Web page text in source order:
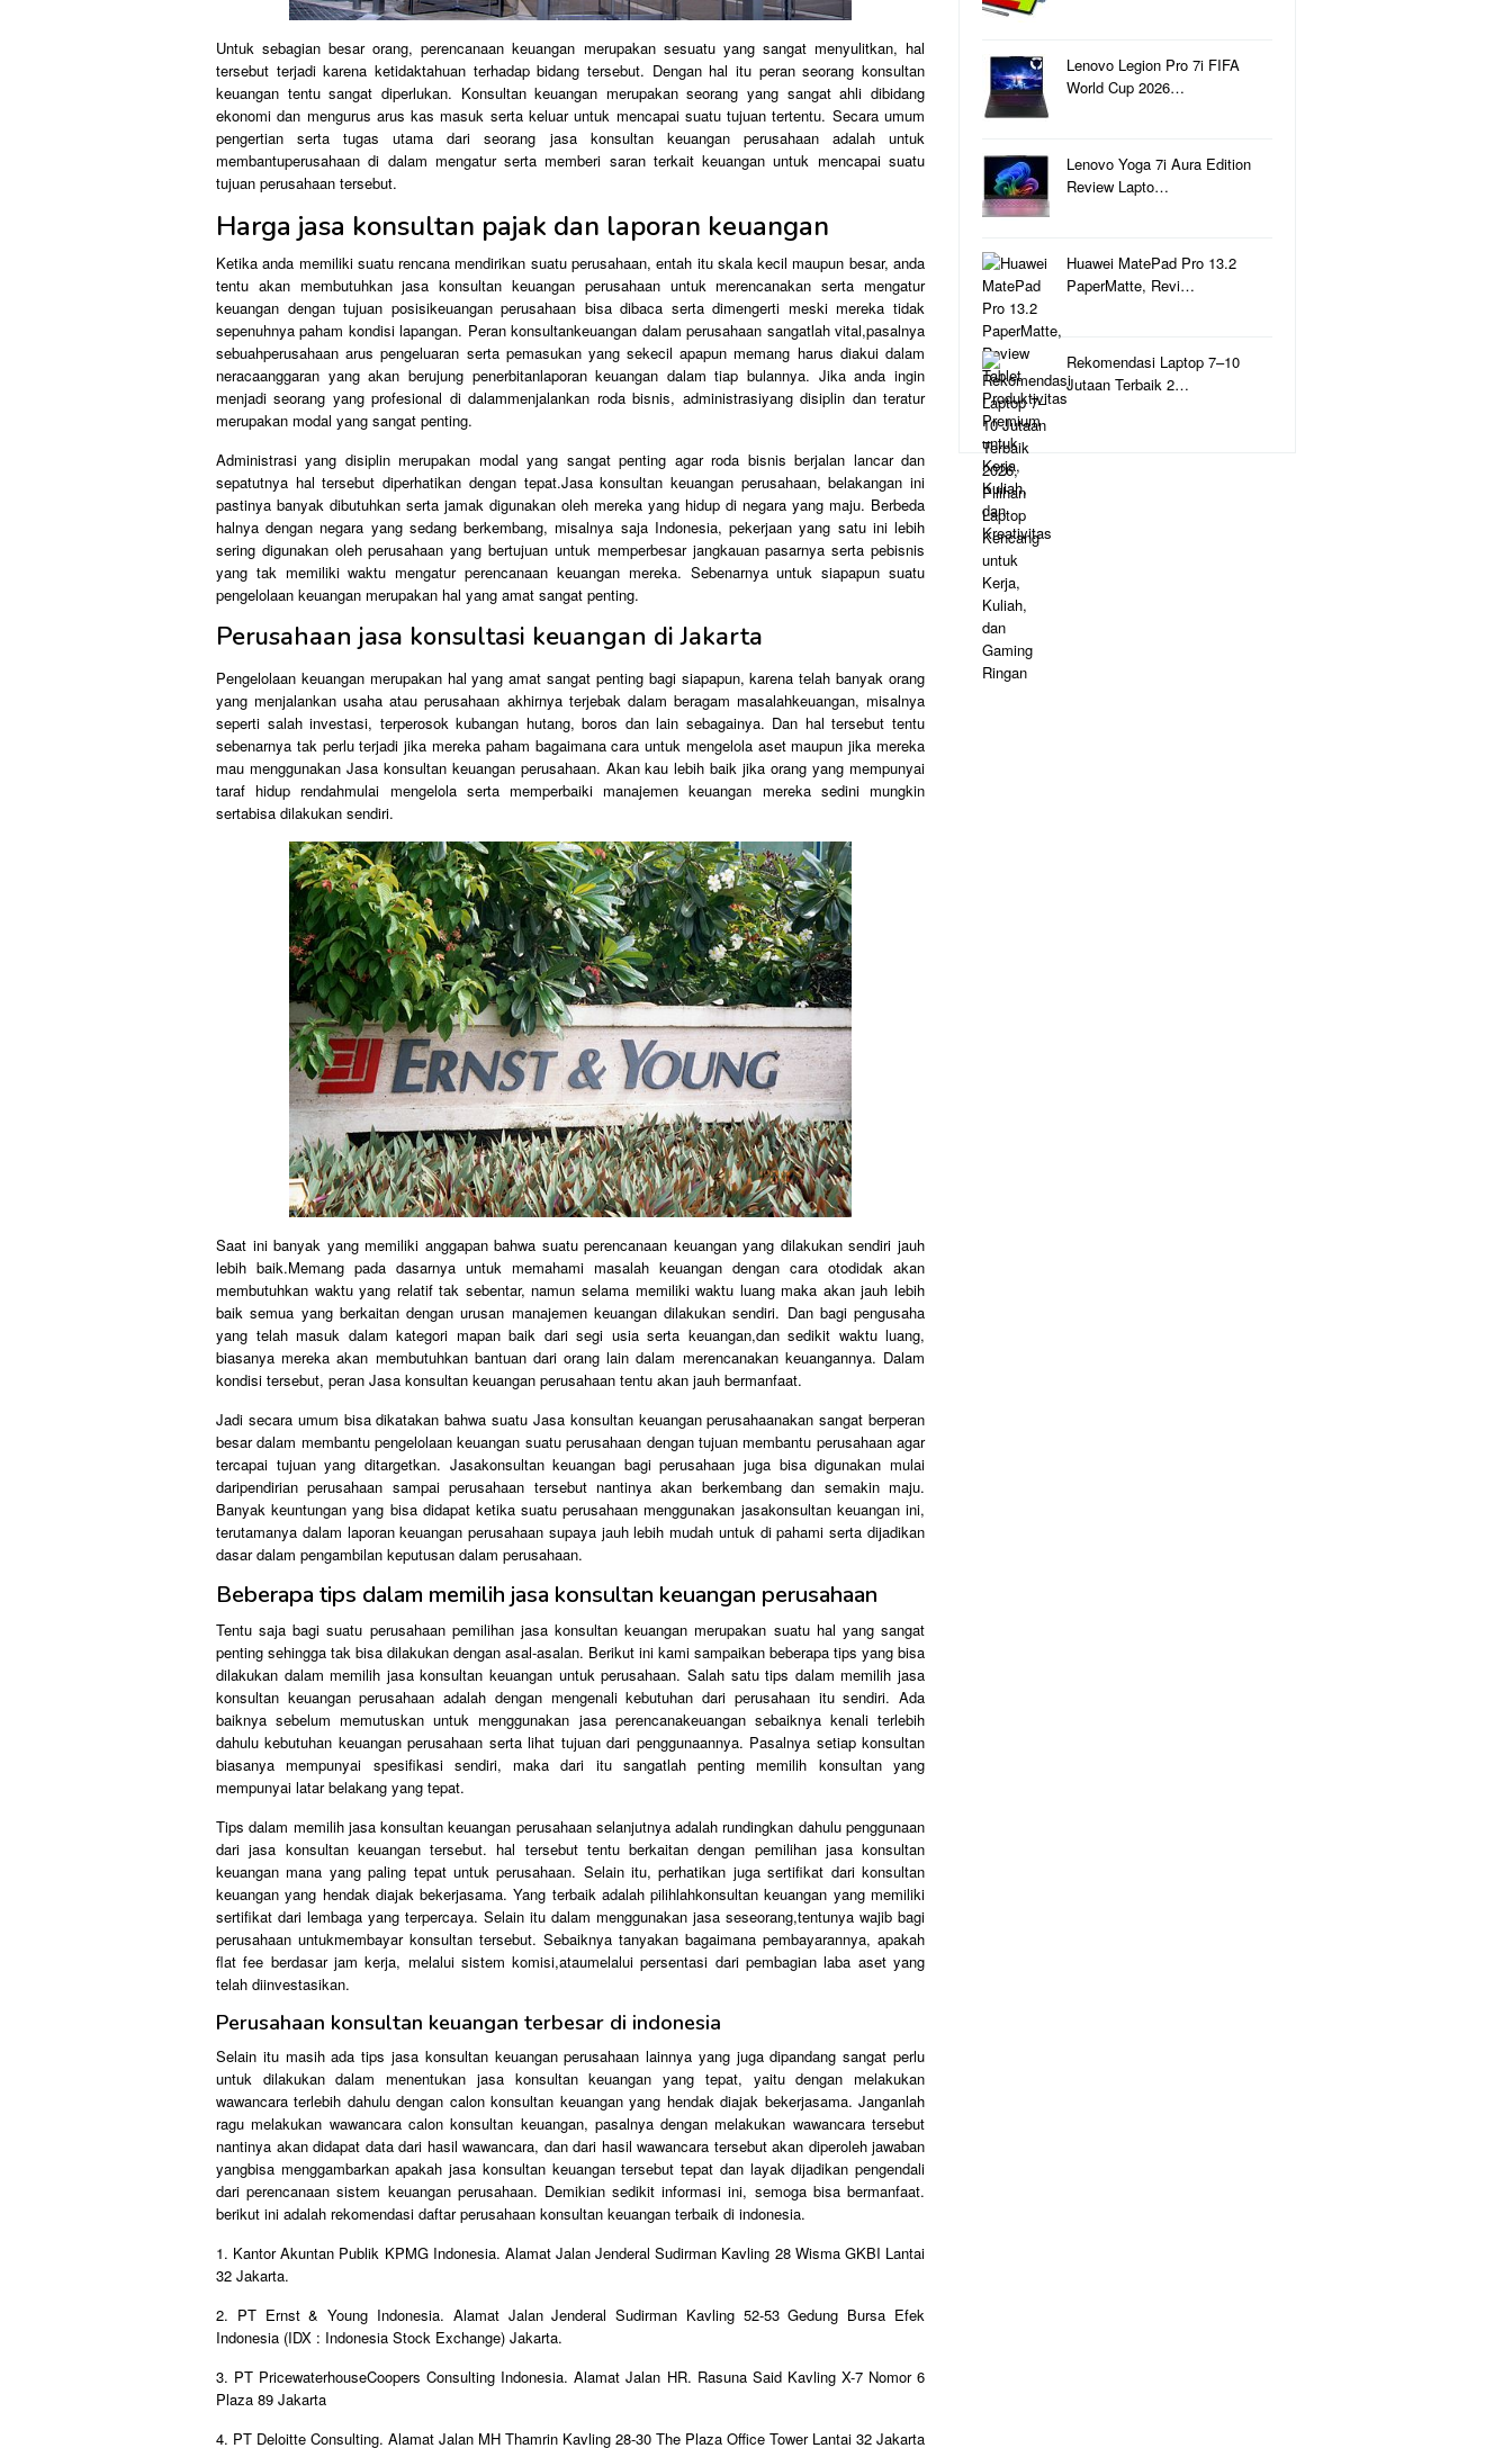
Untuk sebagian besar orang, perencanaan keuangan merupakan sesuatu yang sangat menyulitkan, hal
tersebut terjadi karena ketidaktahuan terhadap bidang tersebut. Dengan hal itu peran seorang konsultan
keuangan tentu sangat diperlukan. Konsultan keuangan merupakan seorang yang sangat ahli dibidang
ekonomi dan mengurus arus kas masuk serta keluar untuk mencapai suatu tujuan tertentu. Secara umum
pengertian serta tugas utama dari seorang jasa konsultan keuangan perusahaan adalah untuk
membantuperusahaan di dalam mengatur serta memberi saran terkait keuangan untuk mencapai suatu
tujuan perusahaan tersebut.
Harga jasa konsultan pajak dan laporan keuangan
Ketika anda memiliki suatu rencana mendirikan suatu perusahaan, entah itu skala kecil maupun besar, anda
tentu akan membutuhkan jasa konsultan keuangan perusahaan untuk merencanakan serta mengatur
keuangan dengan tujuan posisikeuangan perusahaan bisa dibaca serta dimengerti meski mereka tidak
sepenuhnya paham kondisi lapangan. Peran konsultankeuangan dalam perusahaan sangatlah vital,pasalnya
sebuahperusahaan arus pengeluaran serta pemasukan yang sekecil apapun memang harus diakui dalam
neracaanggaran yang akan berujung penerbitanlaporan keuangan dalam tiap bulannya. Jika anda ingin
menjadi seorang yang profesional di dalammenjalankan roda bisnis, administrasiyang disiplin dan teratur
merupakan modal yang sangat penting.
Administrasi yang disiplin merupakan modal yang sangat penting agar roda bisnis berjalan lancar dan
sepatutnya hal tersebut diperhatikan dengan tepat.Jasa konsultan keuangan perusahaan, belakangan ini
pastinya banyak dibutuhkan serta jamak digunakan oleh mereka yang hidup di negara yang maju. Berbeda
halnya dengan negara yang sedang berkembang, misalnya saja Indonesia, pekerjaan yang satu ini lebih
sering digunakan oleh perusahaan yang bertujuan untuk memperbesar jangkauan pasarnya serta pebisnis
yang tak memiliki waktu mengatur perencanaan keuangan mereka. Sebenarnya untuk siapapun suatu
pengelolaan keuangan merupakan hal yang amat sangat penting.
Perusahaan jasa konsultasi keuangan di Jakarta
Pengelolaan keuangan merupakan hal yang amat sangat penting bagi siapapun, karena telah banyak orang
yang menjalankan usaha atau perusahaan akhirnya terjebak dalam beragam masalahkeuangan, misalnya
seperti salah investasi, terperosok kubangan hutang, boros dan lain sebagainya. Dan hal tersebut tentu
sebenarnya tak perlu terjadi jika mereka paham bagaimana cara untuk mengelola aset maupun jika mereka
mau menggunakan Jasa konsultan keuangan perusahaan. Akan kau lebih baik jika orang yang mempunyai
taraf hidup rendahmulai mengelola serta memperbaiki manajemen keuangan mereka sedini mungkin
sertabisa dilakukan sendiri.
Saat ini banyak yang memiliki anggapan bahwa suatu perencanaan keuangan yang dilakukan sendiri jauh
lebih baik.Memang pada dasarnya untuk memahami masalah keuangan dengan cara otodidak akan
membutuhkan waktu yang relatif tak sebentar, namun selama memiliki waktu luang maka akan jauh lebih
baik semua yang berkaitan dengan urusan manajemen keuangan dilakukan sendiri. Dan bagi pengusaha
yang telah masuk dalam kategori mapan baik dari segi usia serta keuangan,dan sedikit waktu luang,
biasanya mereka akan membutuhkan bantuan dari orang lain dalam merencanakan keuangannya. Dalam
kondisi tersebut, peran Jasa konsultan keuangan perusahaan tentu akan jauh bermanfaat.
Jadi secara umum bisa dikatakan bahwa suatu Jasa konsultan keuangan perusahaanakan sangat berperan
besar dalam membantu pengelolaan keuangan suatu perusahaan dengan tujuan membantu perusahaan agar
tercapai tujuan yang ditargetkan. Jasakonsultan keuangan bagi perusahaan juga bisa digunakan mulai
daripendirian perusahaan sampai perusahaan tersebut nantinya akan berkembang dan semakin maju.
Banyak keuntungan yang bisa didapat ketika suatu perusahaan menggunakan jasakonsultan keuangan ini,
terutamanya dalam laporan keuangan perusahaan supaya jauh lebih mudah untuk di pahami serta dijadikan
dasar dalam pengambilan keputusan dalam perusahaan.
Beberapa tips dalam memilih jasa konsultan keuangan perusahaan
Tentu saja bagi suatu perusahaan pemilihan jasa konsultan keuangan merupakan suatu hal yang sangat
penting sehingga tak bisa dilakukan dengan asal-asalan. Berikut ini kami sampaikan beberapa tips yang bisa
dilakukan dalam memilih jasa konsultan keuangan untuk perusahaan. Salah satu tips dalam memilih jasa
konsultan keuangan perusahaan adalah dengan mengenali kebutuhan dari perusahaan itu sendiri. Ada
baiknya sebelum memutuskan untuk menggunakan jasa perencanakeuangan sebaiknya kenali terlebih
dahulu kebutuhan keuangan perusahaan serta lihat tujuan dari penggunaannya. Pasalnya setiap konsultan
biasanya mempunyai spesifikasi sendiri, maka dari itu sangatlah penting memilih konsultan yang
mempunyai latar belakang yang tepat.
Tips dalam memilih jasa konsultan keuangan perusahaan selanjutnya adalah rundingkan dahulu penggunaan
dari jasa konsultan keuangan tersebut. hal tersebut tentu berkaitan dengan pemilihan jasa konsultan
keuangan mana yang paling tepat untuk perusahaan. Selain itu, perhatikan juga sertifikat dari konsultan
keuangan yang hendak diajak bekerjasama. Yang terbaik adalah pilihlahkonsultan keuangan yang memiliki
sertifikat dari lembaga yang terpercaya. Selain itu dalam menggunakan jasa seseorang,tentunya wajib bagi
perusahaan untukmembayar konsultan tersebut. Sebaiknya tanyakan bagaimana pembayarannya, apakah
flat fee berdasar jam kerja, melalui sistem komisi,ataumelalui persentasi dari pembagian laba aset yang
telah diinvestasikan.
Perusahaan konsultan keuangan terbesar di indonesia
Selain itu masih ada tips jasa konsultan keuangan perusahaan lainnya yang juga dipandang sangat perlu
untuk dilakukan dalam menentukan jasa konsultan keuangan yang tepat, yaitu dengan melakukan
wawancara terlebih dahulu dengan calon konsultan keuangan yang hendak diajak bekerjasama. Janganlah
ragu melakukan wawancara calon konsultan keuangan, pasalnya dengan melakukan wawancara tersebut
nantinya akan didapat data dari hasil wawancara, dan dari hasil wawancara tersebut akan diperoleh jawaban
yangbisa menggambarkan apakah jasa konsultan keuangan tersebut tepat dan layak dijadikan pengendali
dari perencanaan sistem keuangan perusahaan. Demikian sedikit informasi ini, semoga bisa bermanfaat.
berikut ini adalah rekomendasi daftar perusahaan konsultan keuangan terbaik di indonesia.
1. Kantor Akuntan Publik KPMG Indonesia. Alamat Jalan Jenderal Sudirman Kavling 28 Wisma GKBI Lantai
32 Jakarta.
2. PT Ernst & Young Indonesia. Alamat Jalan Jenderal Sudirman Kavling 52-53 Gedung Bursa Efek
Indonesia (IDX : Indonesia Stock Exchange) Jakarta.
3. PT PricewaterhouseCoopers Consulting Indonesia. Alamat Jalan HR. Rasuna Said Kavling X-7 Nomor 6
Plaza 89 Jakarta
4. PT Deloitte Consulting. Alamat Jalan MH Thamrin Kavling 28-30 The Plaza Office Tower Lantai 32 Jakarta
Lenovo Legion Pro 7i FIFA
World Cup 2026…
Lenovo Yoga 7i Aura Edition
Review Lapto…
Huawei MatePad Pro 13.2
PaperMatte, Revi…
Rekomendasi Laptop 7–10
Jutaan Terbaik 2…